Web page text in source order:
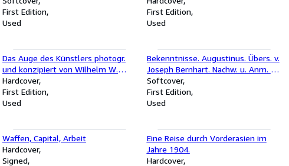
First Edition
Used
First Edition
Used
Das Auge des Künstlers photogr.
und konzipiert von Wilhelm W.
Reinke
Hardcover
First Edition
Used
Bekenntnisse. Augustinus. Übers. v.
Joseph Bernhart. Nachw. u. Anm. v.
Hans Urs von Balthasar, Fischer-
Bücherei ; 103 Bücher des Wissens
Softcover
First Edition
Used
Waffen, Capital, Arbeit
Hardcover
Signed
Eine Reise durch Vorderasien im
Jahre 1904.
Hardcover